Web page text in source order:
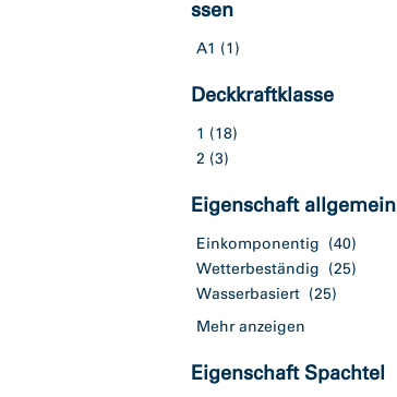
ssen
A1 (1)
Deckkraftklasse
1 (18)
2 (3)
Eigenschaft allgemein
Einkomponentig (40)
Wetterbeständig (25)
Wasserbasiert (25)
Mehr anzeigen
Eigenschaft Spachtel